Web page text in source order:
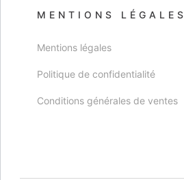
MENTIONS LÉGALES
Mentions légales
Politique de confidentialité
Conditions générales de ventes